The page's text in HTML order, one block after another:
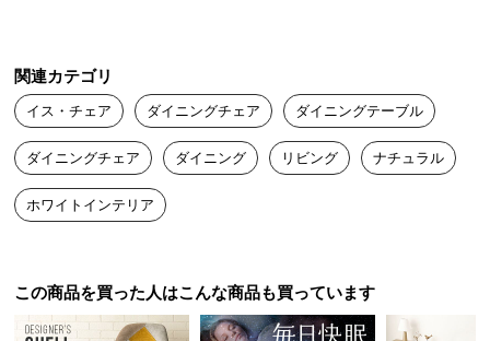
て
開
梱
設
置
サ
ス
に
天然木の風合い豊かな木目
一点一点異なる節目や継ぎ目、色味の濃淡が木目の
関連カテゴリ
イス・チェア ダイニングチェア ダイニングテーブル
ダイニングチェア ダイニング リビング ナチュラル
ホワイトインテリア
この商品を買った人はこんな商品も買っています